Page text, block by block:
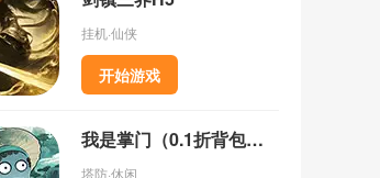
挂机·仙侠
开始游戏
我是掌门（0.1折背包乱斗）
塔防·休闲